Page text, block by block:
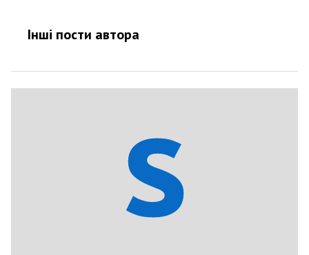
Інші пости автора